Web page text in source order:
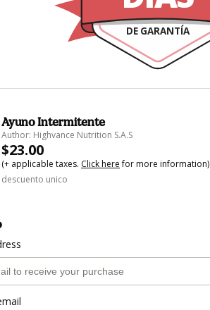
DE GARANTÍA
Ayuno Intermitente
Author: Highvance Nutrition S.A.S
$23.00
(+ applicable taxes. Click herefor more information)
descuento unico